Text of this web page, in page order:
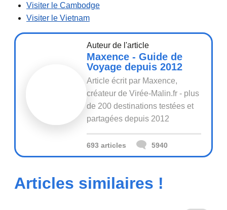
Visiter le Cambodge
Visiter le Vietnam
Auteur de l'article
Maxence - Guide de
Voyage depuis 2012
Article écrit par Maxence,
créateur de Virée-Malin.fr - plus
de 200 destinations testées et
partagées depuis 2012
693 articles 5940
Articles similaires !